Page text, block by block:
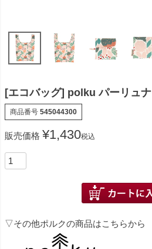
[エコバッグ] polku パーリュナ
商品番号 545044300
販売価格 ¥1,430税込
▽その他ポルクの商品はこちらから